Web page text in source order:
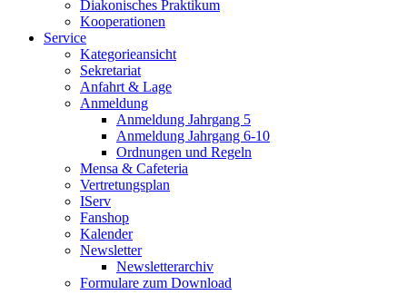
Diakonisches Praktikum
Kooperationen
Service
Kategorieansicht
Sekretariat
Anfahrt & Lage
Anmeldung
Anmeldung Jahrgang 5
Anmeldung Jahrgang 6-10
Ordnungen und Regeln
Mensa & Cafeteria
Vertretungsplan
IServ
Fanshop
Kalender
Newsletter
Newsletterarchiv
Formulare zum Download